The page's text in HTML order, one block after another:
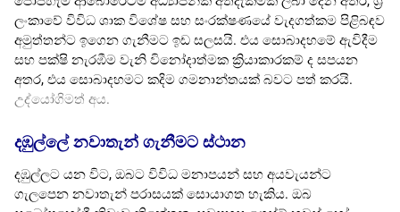
ලංකාවේ විවිධ ශාක විශේෂ සහ සංරක්ෂණයේ වැදගත්කම පිළිබඳව
අමුත්තන්ට ඉගෙන ගැනීමට ඉඩ සලසයි. එය සොබාදහමේ ඇවිදීම
සහ පක්ෂි නැරඹීම වැනි විනෝදාත්මක ක්‍රියාකාරකම් ද සපයන
අතර, එය සොබාදහමට කදිම ගමනාන්තයක් බවට පත් කරයි.
උද්යෝගිමත් අය.
දඹුල්ලේ නවාතැන් ගැනීමට ස්ථාන
දඹුල්ලට යන විට, ඔබට විවිධ මනාපයන් සහ අයවැයන්ට
ගැලපෙන නවාතැන් පරාසයක් සොයාගත හැකිය. ඔබ